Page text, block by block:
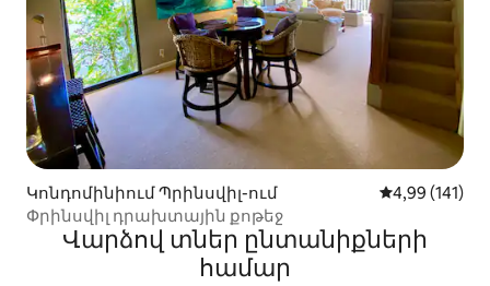
Կոնդոմինիում Պրինսվիլ-ում Միջին
4,99 (141)
Փրինսվիլ դրախտային քոթեջ
Վարձով տներ ընտանիքների
համար